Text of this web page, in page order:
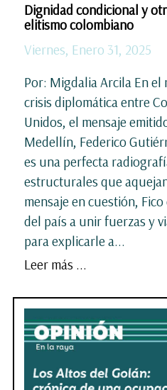
Dignidad condicional y
elitismo colombiano
Viernes, Enero 31, 2025
Por: Migdalia Arcila En el
crisis diplomática entre
Unidos, el mensaje
Medellín, Federico
es una perfecta
estructurales que
mensaje en cuestión,
del país a unir fuerzas y
para explicarle a...
Leer más ...